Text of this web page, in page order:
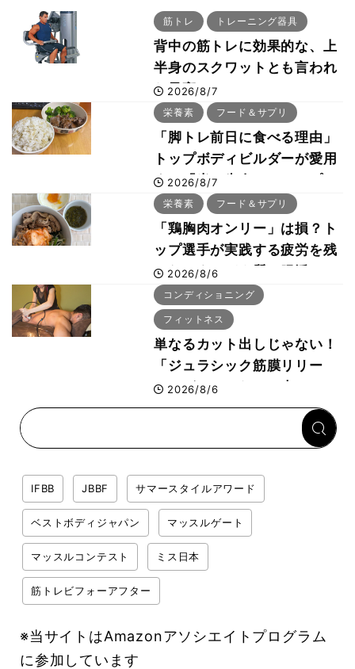
筋トレ トレーニング器具
背中の筋トレに効果的な、上
半身のスクワットとも言われ
た最高マシン“ノーチラス・
プルオーバーマシン”とは？
2026/8/7
栄養素 フード＆サプリ
「脚トレ前日に食べる理由」
トップボディビルダーが愛用
する「米＋牛肉」のシンプル
回復メシとは？
2026/8/7
栄養素 フード＆サプリ
「鶏胸肉オンリー」は損？ト
ップ選手が実践する疲労を残
さないタンパク質＆腸活コン
ボ
2026/8/6
コンディショニング
フィットネス
単なるカット出しじゃない！
「ジュラシック筋膜リリー
ス」が口コミだけで大ヒット
した納得の理由 木澤大祐が
2026/8/6
IFBB JBBF サマースタイルアワード
ベストボディジャパン マッスルゲート
マッスルコンテスト ミス日本
筋トレビフォーアフター
※当サイトはAmazonアソシエイトプログラム
に参加しています